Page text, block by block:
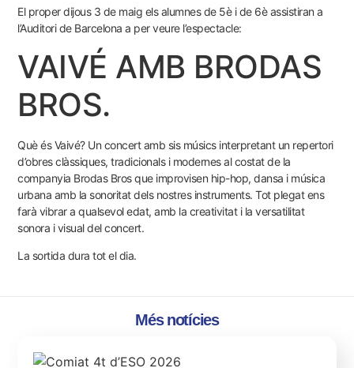
El proper dijous 3 de maig els alumnes de 5è i de 6è assistiran a
l’Auditori de Barcelona a per veure l’espectacle:
VAIVÉ AMB BRODAS
BROS.
Què és Vaivé? Un concert amb sis músics interpretant un repertori
d’obres clàssiques, tradicionals i modernes al costat de la
companyia Brodas Bros que improvisen hip-hop, dansa i música
urbana amb la sonoritat dels nostres instruments. Tot plegat ens
farà vibrar a qualsevol edat, amb la creativitat i la versatilitat
sonora i visual del concert.
La sortida dura tot el dia.
Més notícies